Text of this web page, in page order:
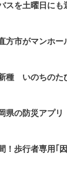
スを土曜日に
方市がマンホー
種 いのちのた
の防災アプリ
！歩行者専用｢